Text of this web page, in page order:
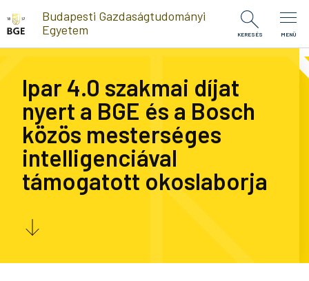
Ugrás a tartalomra
Budapesti Gazdaságtudományi
Egyetem
KERESÉS MENÜ
Ipar 4.0 szakmai díjat
nyert a BGE és a Bosch
közös mesterséges
intelligenciával
támogatott okoslaborja